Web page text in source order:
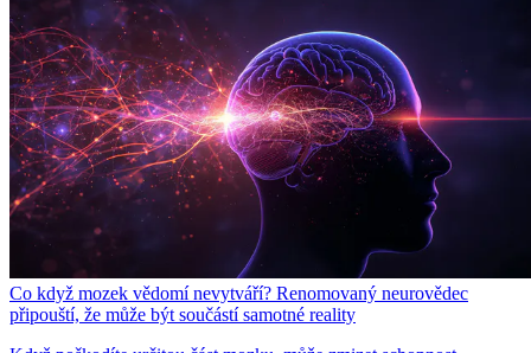
Co když mozek vědomí nevytváří? Renomovaný neurovědec
připouští, že může být součástí samotné reality